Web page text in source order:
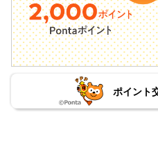
ポイント